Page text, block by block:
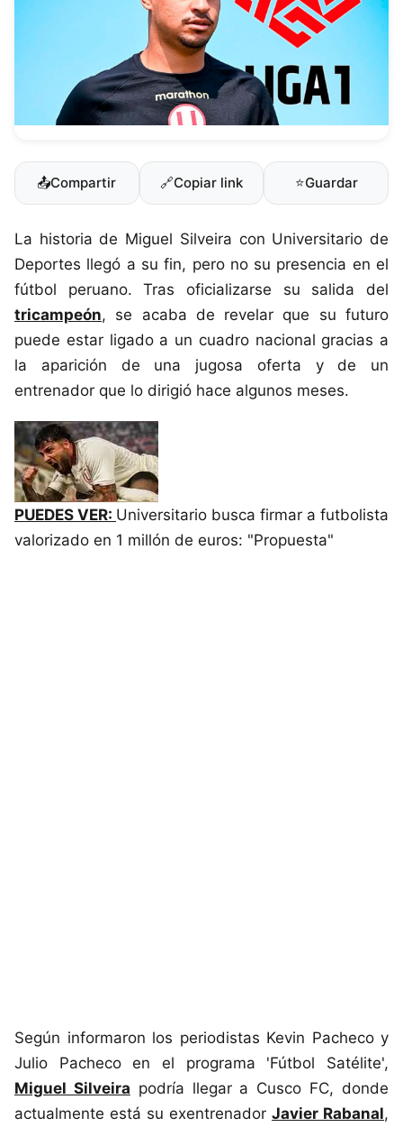
📤Compartir 🔗Copiar link ⭐Guardar
La historia de Miguel Silveira con Universitario de
Deportes llegó a su fin, pero no su presencia en el
fútbol peruano. Tras oficializarse su salida del
tricampeón, se acaba de revelar que su futuro
puede estar ligado a un cuadro nacional gracias a
la aparición de una jugosa oferta y de un
entrenador que lo dirigió hace algunos meses.
PUEDES VER: Universitario busca firmar a futbolista
valorizado en 1 millón de euros: "Propuesta"
Según informaron los periodistas Kevin Pacheco y
Julio Pacheco en el programa 'Fútbol Satélite',
Miguel Silveira podría llegar a Cusco FC, donde
actualmente está su exentrenador Javier Rabanal,